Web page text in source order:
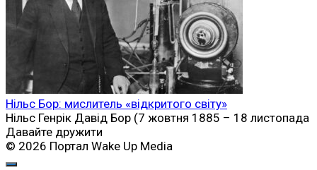
Нільс Бор: мислитель «відкритого світу»
Нільс Генрік Давід Бор (7 жовтня 1885 – 18 листопада
Давайте дружити
© 2026 Портал Wake Up Media